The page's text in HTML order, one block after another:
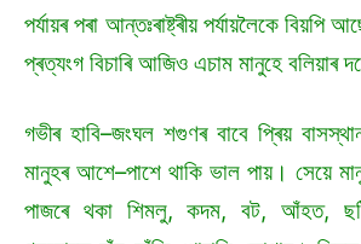
পৰ্যায়ৰ পৰা আন্তঃৰাষ্ট্ৰীয় পৰ্যায়লৈকে বিয়পি
প্ৰত্যংগ বিচাৰি আজিও এচাম মানুহে বলিয়াৰ
গভীৰ হাবি–জংঘল শগুণৰ বাবে প্ৰিয়
মানুহৰ আশে–পাশে থাকি ভাল পায়। সেয়ে
পাজৰে থকা শিমলু, কদম, বট, আঁহত,